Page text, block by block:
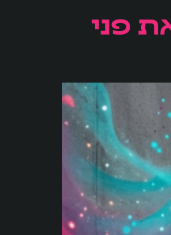
פני